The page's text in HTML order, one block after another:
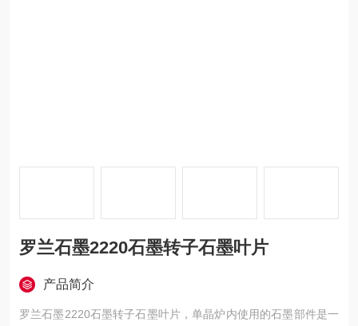
罗兰石墨2220石墨转子石墨叶片
产品简介
罗兰石墨2220石墨转子石墨叶片，单晶炉内使用的石墨部件是一